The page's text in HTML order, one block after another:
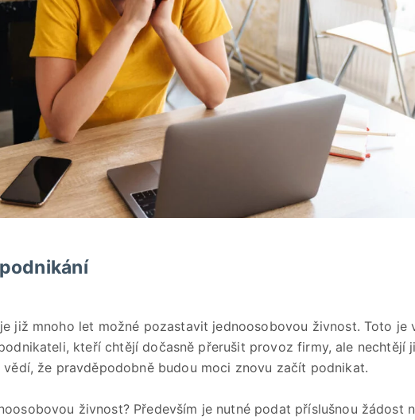
již mnoho let možné pozastavit jednoosobovou živnost. Toto je
kteří chtějí dočasně přerušit provoz firmy, ale nechtějí ji
že pravděpodobně budou moci znovu začít podnikat.
živnost? Především je nutné podat příslušnou žádost